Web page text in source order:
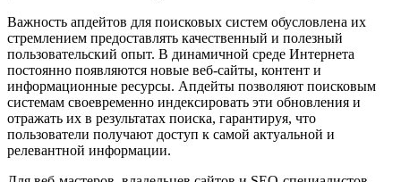
Важность апдейтов для поисковых систем обусловлена их
стремлением предоставлять качественный и полезный
пользовательский опыт. В динамичной среде Интернета
постоянно появляются новые веб-сайты, контент и
информационные ресурсы. Апдейты позволяют поисковым
системам своевременно индексировать эти обновления и
отражать их в результатах поиска, гарантируя, что
пользователи получают доступ к самой актуальной и
релевантной информации.